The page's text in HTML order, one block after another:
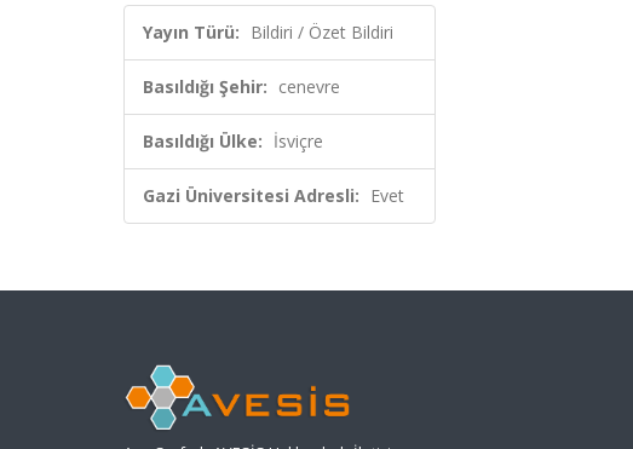
Yayın Türü: Bildiri / Özet Bildiri
Basıldığı Şehir: cenevre
Basıldığı Ülke: İsviçre
Gazi Üniversitesi Adresli: Evet